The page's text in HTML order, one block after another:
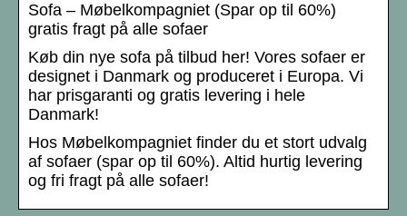
Sofa – Møbelkompagniet (Spar op til 60%)
gratis fragt på alle sofaer
Køb din nye sofa på tilbud her! Vores sofaer er
designet i Danmark og produceret i Europa. Vi
har prisgaranti og gratis levering i hele
Danmark!
Hos Møbelkompagniet finder du et stort udvalg
af sofaer (spar op til 60%). Altid hurtig levering
og fri fragt på alle sofaer!